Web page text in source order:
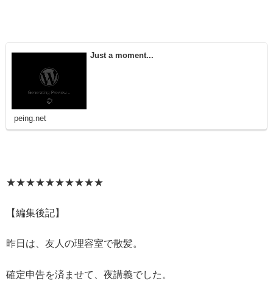
Just a moment...
peing.net
★★★★★★★★★★
【編集後記】
昨日は、友人の理容室で散髪。
確定申告を済ませて、夜講義でした。